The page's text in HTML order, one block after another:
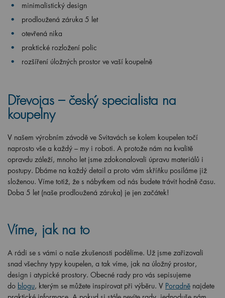
minimalistický design
prodloužená záruka 5 let
otevřená nika
praktické rozložení polic
rozšíření úložných prostor ve vaší koupelně
Dřevojas – český specialista na
koupelny
V našem výrobním závodě ve Svitavách se kolem koupelen točí
naprosto vše a každý – my i roboti. A protože nám na kvalitě
opravdu záleží, mnoho let jsme zdokonalovali úpravu materiálů i
postupy. Dbáme na každý detail a proto vám skříňku posíláme již
složenou. Víme totiž, že s nábytkem od nás budete trávit hodně času.
Doba 5 let (naše prodloužená záruka) je jen začátek!
Víme, jak na to
A rádi se s vámi o naše zkušenosti podělíme. Už jsme zařizovali
snad všechny typy koupelen, a tak víme, jak na úložný prostor,
design i atypické prostory. Obecné rady pro vás sepisujeme
do blogu, kterým se můžete inspirovat při výběru. V Poradně najdete